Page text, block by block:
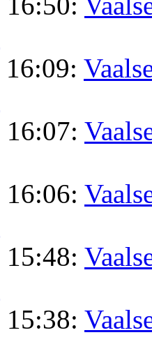
16:07:
15:48: